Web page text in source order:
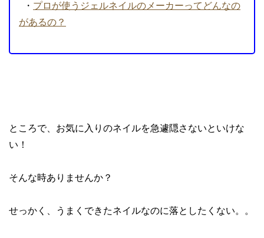
・ プロが使うジェルネイルのメーカーってどんなの
があるの？
ところで、お気に入りのネイルを急遽隠さないといけな
い！
そんな時ありませんか？
せっかく、うまくできたネイルなのに落としたくない。。